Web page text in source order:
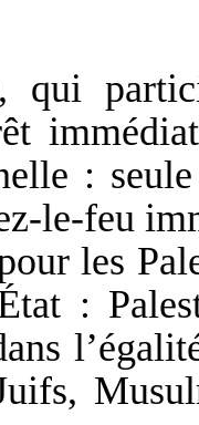
qui
:
le-feu
les
: